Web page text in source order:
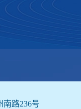
南路236号